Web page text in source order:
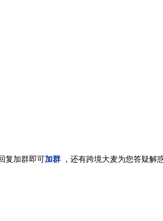
复加群即可加群 ，还有跨境大麦为您答疑解